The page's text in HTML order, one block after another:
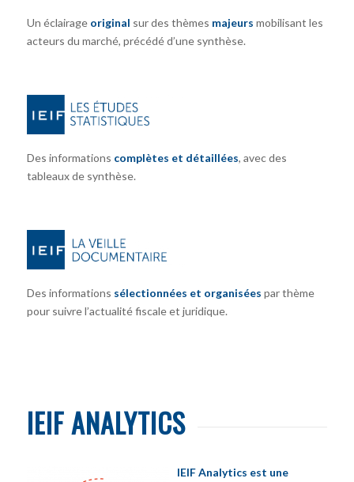
Un éclairage original sur des thèmes majeurs mobilisant les
acteurs du marché, précédé d’une synthèse.
Des informations complètes et détaillées, avec des
tableaux de synthèse.
Des informations sélectionnées et organisées par thème
pour suivre l’actualité fiscale et juridique.
IEIF ANALYTICS
IEIF Analytics est une